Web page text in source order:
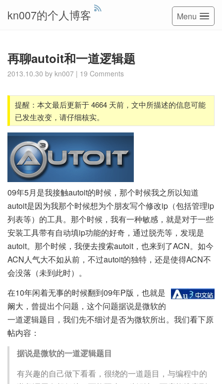
kn007的个人博客 Menu
再聊autoit和一道逻辑题
2013.10.30 by kn007 | 19 Comments
提醒：本文最后更新于 4664 天前，文中所描述的信息可能
已发生改变，请仔细核实。
09年5月是我接触autoit的时候，那个时候我之所以知道
autoit是因为我那个时候想为个朋友写个修改ip（包括管理ip
列表等）的工具。那个时候，我有一种敏感，就是对于一些
安装工具带有自动填ip功能的好奇，通过脱壳等，发现是
autoit。那个时候，我便去搜索autoit，也来到了ACN。如今
ACN人气大不如从前，不过autoit的独特，还是使得ACN不
会没落（未到此时）。
在10年闲着无事的时候翻到09年P版，也就是
阚大，曾提出个问题，这个问题据说是微软的
一道逻辑题目，我们先不细讨是否为微软所出。我们看下原
帖内容：
据说是微软的一道逻辑题目
有兴趣的自己做下看看，很绕的一道题目，与编程中的